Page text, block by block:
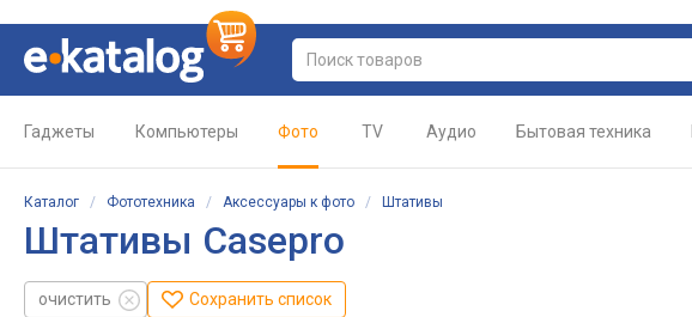
Гаджеты Компьютеры Фото TV Аудио Бытовая техника
Каталог / Фототехника / Аксессуары к фото / Штативы
Штативы Casepro
очистить Сохранить список